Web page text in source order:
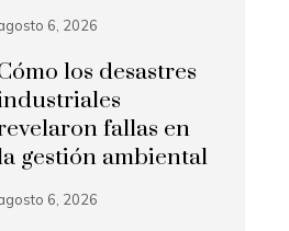
6, 2026
los desastres
fallas en
gestión ambiental
6, 2026